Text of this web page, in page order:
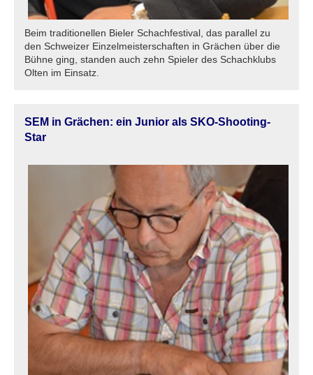
Beim traditionellen Bieler Schachfestival, das parallel zu
den Schweizer Einzelmeisterschaften in Grächen über die
Bühne ging, standen auch zehn Spieler des Schachklubs
Olten im Einsatz.
SEM in Grächen: ein Junior als SKO-Shooting-
Star